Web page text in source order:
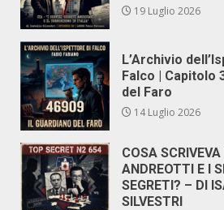
19 Luglio 2026
L’Archivio
Falco | Capitolo
del Faro
14 Luglio 2026
COSA
ANDREOTTI E I
SEGRETI? – DI
SILVESTRI